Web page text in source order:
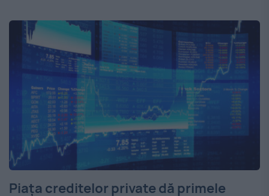
Piața creditelor private dă primele